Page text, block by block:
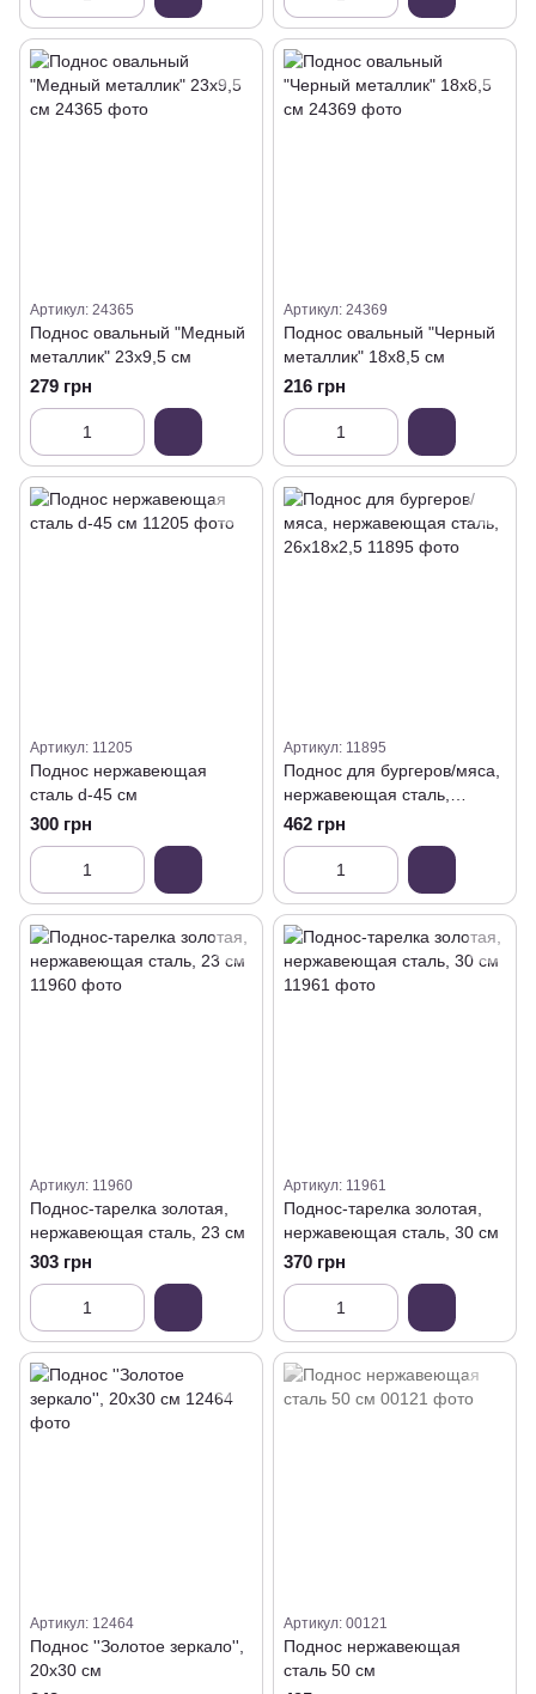
Артикул: 24365
Поднос овальный "Медный
металлик" 23х9,5 см
279 грн
Артикул: 24369
Поднос овальный "Черный
металлик" 18х8,5 см
216 грн
Артикул: 11205
Поднос нержавеющая
сталь d-45 см
300 грн
Артикул: 11895
Поднос для бургеров/мяса,
нержавеющая сталь,
26х18х2,5
462 грн
Артикул: 11960
Поднос-тарелка золотая,
нержавеющая сталь, 23 см
303 грн
Артикул: 11961
Поднос-тарелка золотая,
нержавеющая сталь, 30 см
370 грн
Артикул: 12464
Поднос ''Золотое зеркало'',
20х30 см
Артикул: 00121
Поднос нержавеющая
сталь 50 см